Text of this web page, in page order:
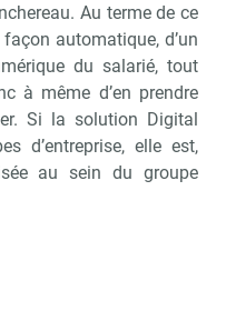
Au terme de ce
automatique, d’un
du salarié, tout
à même d’en prendre
Si la solution Digital
d’entreprise, elle est,
au sein du groupe
Matin